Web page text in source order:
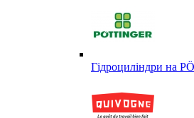
Гідроциліндри на